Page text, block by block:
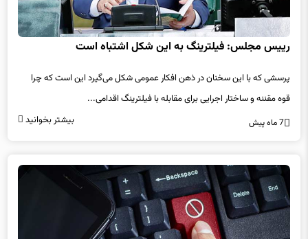
رییس مجلس: فیلترینگ به این شكل اشتباه است
قوه مقننه و ساختار اجرایی برای مقابله با فیلترینگ اقدامی...
7 ماه پیش